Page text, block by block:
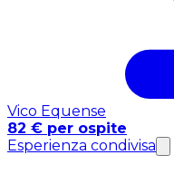
Vico Equense
82 € per ospite
Esperienza condivisa